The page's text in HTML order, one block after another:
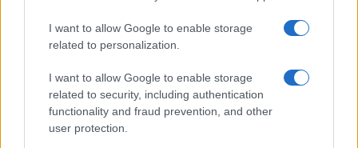
I want to allow Google to enable storage
related to personalization.
I want to allow Google to enable storage
related to security, including authentication
functionality and fraud prevention, and other
user protection.